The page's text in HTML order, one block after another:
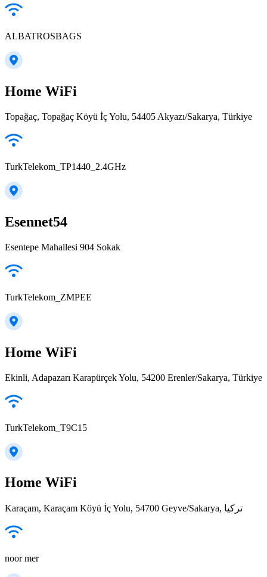
ALBATROSBAGS
Home WiFi
Topağaç, Topağaç Köyü İç Yolu, 54405 Akyazı/Sakarya, Türkiye
TurkTelekom_TP1440_2.4GHz
Esennet54
Esentepe Mahallesi 904 Sokak
TurkTelekom_ZMPEE
Home WiFi
Ekinli, Adapazarı Karapürçek Yolu, 54200 Erenler/Sakarya, Türkiye
TurkTelekom_T9C15
Home WiFi
Karaçam, Karaçam Köyü İç Yolu, 54700 Geyve/Sakarya, تركيا
noor mer